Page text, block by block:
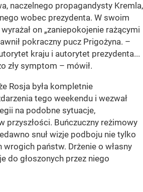
naczelnego propagandysty Kremla,
wobec prezydenta. W swoim
on „zaniepokojenie rażącymi
pokraczny pucz Prigożyna. –
kraju i autorytet prezydenta...
zły symptom – mówił.
Rosja była kompletnie
tego weekendu i wezwał
na podobne sytuacje,
przyszłości. Buńczuczny reżimowy
snuł wizje podboju nie tylko
wrogich państw. Drżenie o własny
do głoszonych przez niego